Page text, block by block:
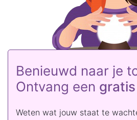
Benieuwd naar je
Ontvang een gratis
Weten wat jouw staat te